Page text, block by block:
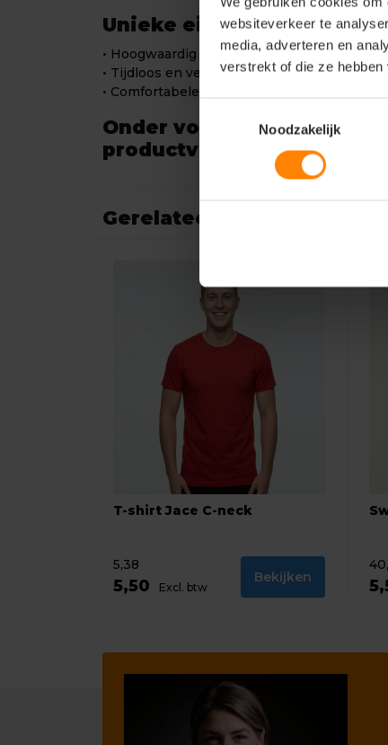
websiteverkeer te
media, adverteren en
verstrekt of die ze
Noodzakelijk
Unieke eigenschappen
• Hoogwaardig katoen voor optimaal
• Tijdloos en veelzijdig ontwerp, makkelijk
• Comfortabele pasvorm voor langdurig en
Onder voorbehoud van
productveranderingen.
Gerelateerde producten
T-shirt Jace C-neck
5,38
5,50 Excl. btw
Bekijken